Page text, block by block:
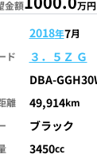
金額 万円
2018年7月
ド
３．５Ｚ Ｇ
DBA-
離 49,914km
ブラック
3450cc